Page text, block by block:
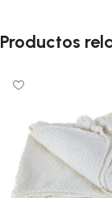
Productos